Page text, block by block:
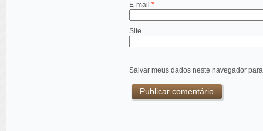
E-mail *
Site
Salvar meus dados neste navegador